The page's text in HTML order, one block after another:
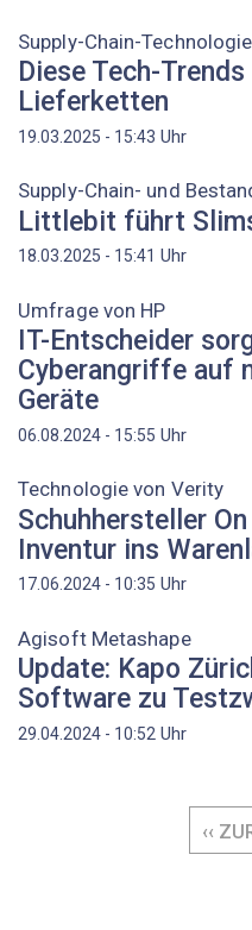
Supply-Chain-Technologie
Diese Tech-
Lieferketten
19.03.2025 - 15:43 Uhr
Supply-Chain- und
Littlebit führt
18.03.2025 - 15:41 Uhr
Umfrage von HP
IT-Entscheider
Cyberangriffe auf
Geräte
06.08.2024 - 15:55 Uhr
Technologie von Verity
Schuhhersteller
Inventur ins
17.06.2024 - 10:35 Uhr
Agisoft Metashape
Update: Kapo
Software zu
29.04.2024 - 10:52 Uhr
SEITE
‹‹